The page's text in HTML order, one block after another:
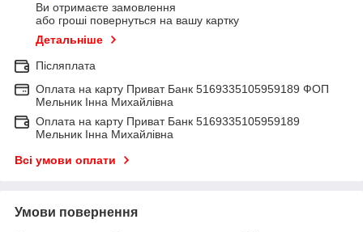
Ви отримаєте замовлення
або гроші повернуться на вашу картку
Детальніше
Післяплата
Оплата на карту Приват Банк 5169335105959189 ФОП
Мельник Інна Михайлівна
Оплата на карту Приват Банк 5169335105959189
Мельник Інна Михайлівна
Всі умови оплати
Умови повернення